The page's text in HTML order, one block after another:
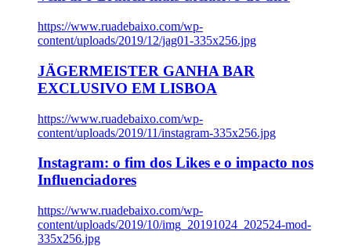
https://www.ruadebaixo.com/wp-
content/uploads/2019/12/jag01-335x256.jpg
JÄGERMEISTER GANHA BAR
EXCLUSIVO EM LISBOA
https://www.ruadebaixo.com/wp-
content/uploads/2019/11/instagram-335x256.jpg
Instagram: o fim dos Likes e o impacto nos
Influenciadores
https://www.ruadebaixo.com/wp-
content/uploads/2019/10/img_20191024_202524-mod-
335x256.jpg